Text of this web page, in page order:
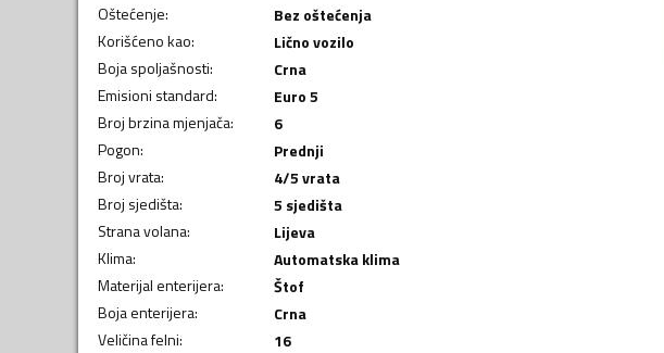
Oštećenje:
Bez oštećenja
Korišćeno kao:
Lično vozilo
Boja spoljašnosti:
Crna
Emisioni standard:
Euro 5
Broj brzina mjenjača:
6
Pogon:
Prednji
Broj vrata:
4/5 vrata
Broj sjedišta:
5 sjedišta
Strana volana:
Lijeva
Klima:
Automatska klima
Materijal enterijera:
Štof
Boja enterijera:
Crna
Veličina felni:
16